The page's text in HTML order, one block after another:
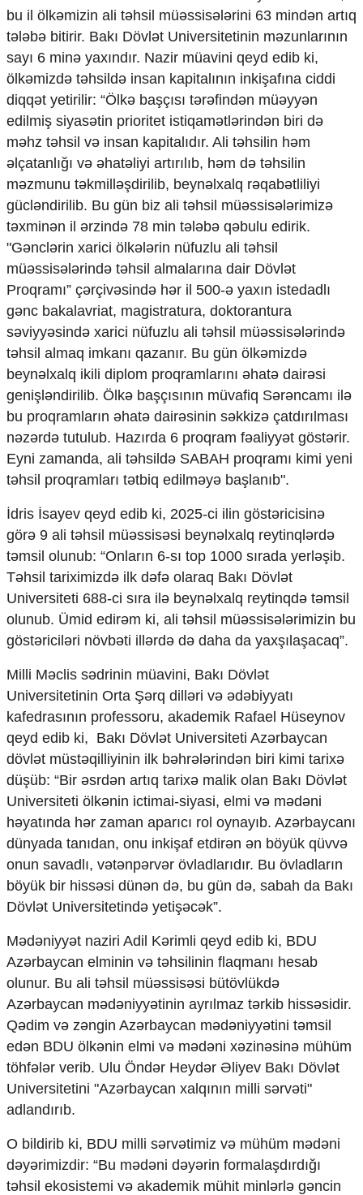
bu il ölkəmizin ali təhsil müəssisələrini 63 mindən artıq
tələbə bitirir. Bakı Dövlət Universitetinin məzunlarının
sayı 6 minə yaxındır. Nazir müavini qeyd edib ki,
ölkəmizdə təhsildə insan kapitalının inkişafına ciddi
diqqət yetirilir: “Ölkə başçısı tərəfindən müəyyən
edilmiş siyasətin prioritet istiqamətlərindən biri də
məhz təhsil və insan kapitalıdır. Ali təhsilin həm
əlçatanlığı və əhatəliyi artırılıb, həm də təhsilin
məzmunu təkmilləşdirilib, beynəlxalq rəqabətliliyi
gücləndirilib. Bu gün biz ali təhsil müəssisələrimizə
təxminən il ərzində 78 min tələbə qəbulu edirik.
"Gənclərin xarici ölkələrin nüfuzlu ali təhsil
müəssisələrində təhsil almalarına dair Dövlət
Proqramı” çərçivəsində hər il 500-ə yaxın istedadlı
gənc bakalavriat, magistratura, doktorantura
səviyyəsində xarici nüfuzlu ali təhsil müəssisələrində
təhsil almaq imkanı qazanır. Bu gün ölkəmizdə
beynəlxalq ikili diplom proqramlarını əhatə dairəsi
genişləndirilib. Ölkə başçısının müvafiq Sərəncamı ilə
bu proqramların əhatə dairəsinin səkkizə çatdırılması
nəzərdə tutulub. Hazırda 6 proqram fəaliyyət göstərir.
Eyni zamanda, ali təhsildə SABAH proqramı kimi yeni
təhsil proqramları tətbiq edilməyə başlanıb".
İdris İsayev qeyd edib ki, 2025-ci ilin göstəricisinə
görə 9 ali təhsil müəssisəsi beynəlxalq reytinqlərdə
təmsil olunub: “Onların 6-sı top 1000 sırada yerləşib.
Təhsil tariximizdə ilk dəfə olaraq Bakı Dövlət
Universiteti 688-ci sıra ilə beynəlxalq reytinqdə təmsil
olunub. Ümid edirəm ki, ali təhsil müəssisələrimizin bu
göstəriciləri növbəti illərdə də daha da yaxşılaşacaq”.
Milli Məclis sədrinin müavini, Bakı Dövlət
Universitetinin Orta Şərq dilləri və ədəbiyyatı
kafedrasının professoru, akademik Rafael Hüseynov
qeyd edib ki, Bakı Dövlət Universiteti Azərbaycan
dövlət müstəqilliyinin ilk bəhrələrindən biri kimi tarixə
düşüb: “Bir əsrdən artıq tarixə malik olan Bakı Dövlət
Universiteti ölkənin ictimai-siyasi, elmi və mədəni
həyatında hər zaman aparıcı rol oynayıb. Azərbaycanı
dünyada tanıdan, onu inkişaf etdirən ən böyük qüvvə
onun savadlı, vətənpərvər övladlarıdır. Bu övladların
böyük bir hissəsi dünən də, bu gün də, sabah da Bakı
Dövlət Universitetində yetişəcək”.
Mədəniyyət naziri Adil Kərimli qeyd edib ki, BDU
Azərbaycan elminin və təhsilinin flaqmanı hesab
olunur. Bu ali təhsil müəssisəsi bütövlükdə
Azərbaycan mədəniyyətinin ayrılmaz tərkib hissəsidir.
Qədim və zəngin Azərbaycan mədəniyyətini təmsil
edən BDU ölkənin elmi və mədəni xəzinəsinə mühüm
töhfələr verib. Ulu Öndər Heydər Əliyev Bakı Dövlət
Universitetini "Azərbaycan xalqının milli sərvəti"
adlandırıb.
O bildirib ki, BDU milli sərvətimiz və mühüm mədəni
dəyərimizdir: “Bu mədəni dəyərin formalaşdırdığı
təhsil ekosistemi və akademik mühit minlərlə gəncin